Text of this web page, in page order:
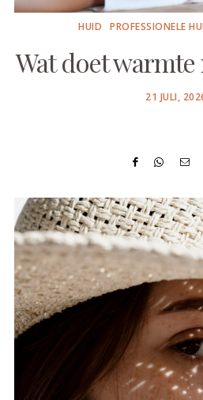
HUID PROFESSIONELE
Wat doet
POSTED
21 JULI,